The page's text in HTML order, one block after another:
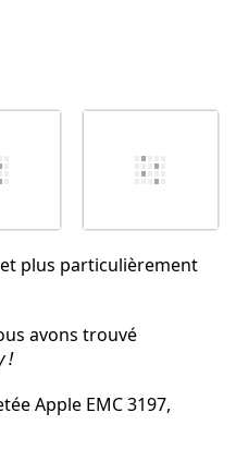
plus particulièrement
avons trouvé
!
Apple EMC 3197,